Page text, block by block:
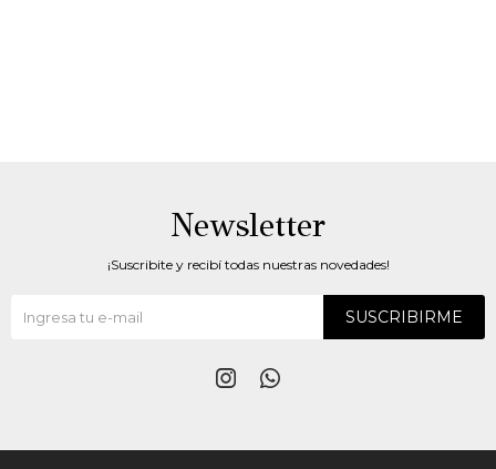
Newsletter
¡Suscribite y recibí todas nuestras novedades!
SUSCRIBIRME
 